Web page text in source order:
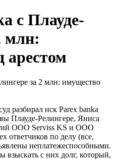
с Плауде-
млн:
арестом
разбирал иск Parex banka
Плауде-Релингере, Яниса
ООО Serviss KS и ООО
ответчиков по делу (все,
неплатежеспособными.
взыскать с них долг, который,